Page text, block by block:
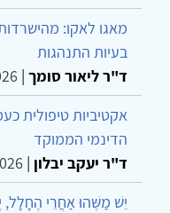
מאגו לאקו:
בעיות התנהגות
ד"ר ליאור סומך |
אקטיביות טיפולית
הדינמי הממוקד
ד"ר יעקב יבלון |
יֵשׁ מַשֶּׁהוּ אַחֲרֵי